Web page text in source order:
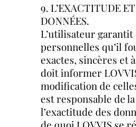
9. L’EXACTITUDE
DONNÉES.
L’utilisateur garantit
personnelles qu’il
exactes, sincères et
doit informer
modification de
est responsable de
l’exactitude des